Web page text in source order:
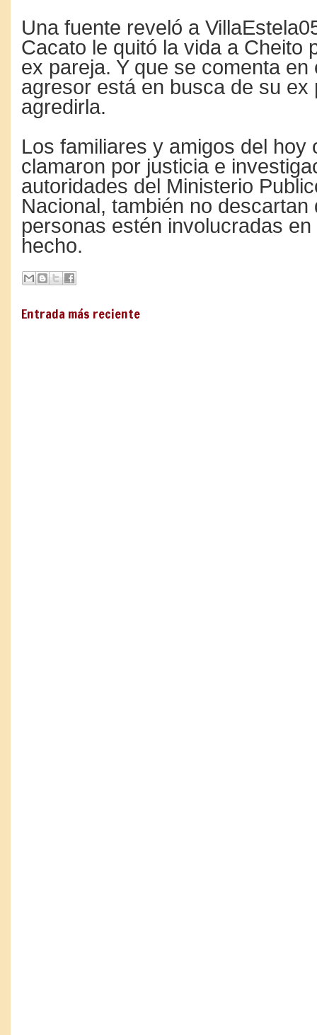
Una fuente reveló a
Cacato le quitó la vida a Cheito
ex pareja. Y que se comenta en
agresor está en busca de su ex
agredirla.
Los familiares y amigos del hoy
clamaron por justicia e
autoridades del Ministerio
Nacional, también no descartan
personas estén involucradas
hecho.
Entrada más reciente